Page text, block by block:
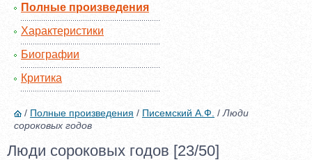
Полные произведения
Характеристики
Биографии
Критика
/ Полные произведения / Писемский А.Ф. / Люди
сороковых годов
Люди сороковых годов [23/50]